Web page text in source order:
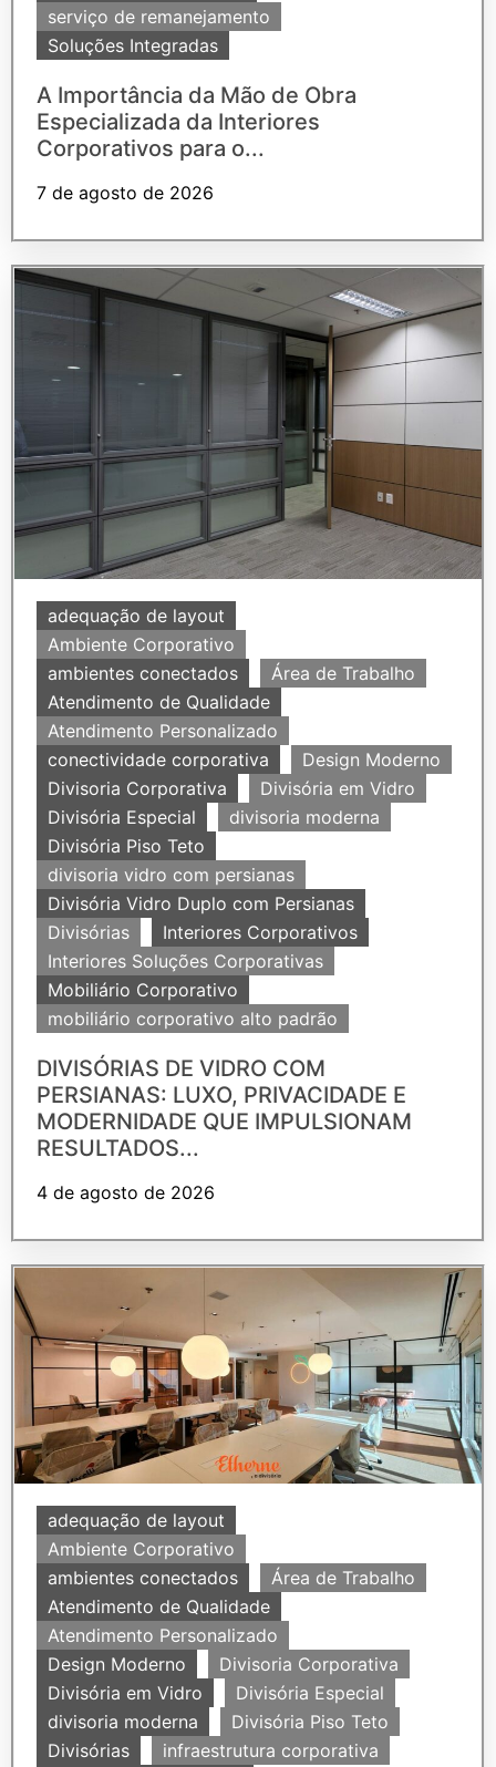
serviço de remanejamento
Soluções Integradas
A Importância da Mão de Obra
Especializada da Interiores
Corporativos para o...
7 de agosto de 2026
adequação de layout
Ambiente Corporativo
ambientes conectados
Área de Trabalho
Atendimento de Qualidade
Atendimento Personalizado
conectividade corporativa
Design Moderno
Divisoria Corporativa
Divisória em Vidro
Divisória Especial
divisoria moderna
Divisória Piso Teto
divisoria vidro com persianas
Divisória Vidro Duplo com Persianas
Divisórias
Interiores Corporativos
Interiores Soluções Corporativas
Mobiliário Corporativo
mobiliário corporativo alto padrão
DIVISÓRIAS DE VIDRO COM
PERSIANAS: LUXO, PRIVACIDADE E
MODERNIDADE QUE IMPULSIONAM
RESULTADOS...
4 de agosto de 2026
adequação de layout
Ambiente Corporativo
ambientes conectados
Área de Trabalho
Atendimento de Qualidade
Atendimento Personalizado
Design Moderno
Divisoria Corporativa
Divisória em Vidro
Divisória Especial
divisoria moderna
Divisória Piso Teto
Divisórias
infraestrutura corporativa